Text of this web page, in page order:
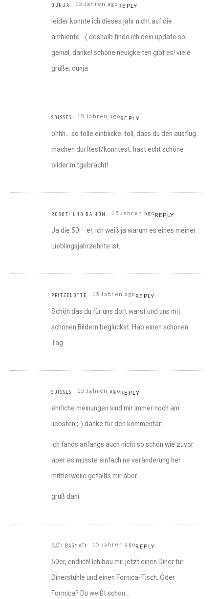
DUNJA 15 Jahren agoREPLY
leider konnte ich dieses jahr nicht auf die
ambiente :-( deshalb finde ich dein update so
genial, danke! schöne neuigkeiten gibt es! viele
grüße, dunja
SOISSES 15 Jahren agoREPLY
ohhh… so tolle einblicke. toll, dass du den ausflug
machen durftest/konntest. hast echt schöne
bilder mitgebracht!
ROBOTI UND DA HÖM 15 Jahren agoREPLY
Ja die 50 – er, ich weiß ja warum es eines meiner
Lieblingsjahrzehnte ist.
PRITZELOTTE 15 Jahren agoREPLY
Schön das du für uns dort warst und uns mit
schönen Bildern beglückst. Hab einen schönen
Tag.
SOISSES 15 Jahren agoREPLY
ehrliche meinungen sind mir immer noch am
liebsten ;-) danke für den kommentar!
ich fands anfangs auch nicht so schön wie zuvor.
aber es musste einfach ne veränderung her.
mittlerweile gefällts mir aber…
gruß dani
CATI BASMATI 15 Jahren agoREPLY
50er, endlich! Ich bau mir jetzt einen Diner für
Dinerstühle und einen Fornica-Tisch. Oder
Formica? Du weißt schon…